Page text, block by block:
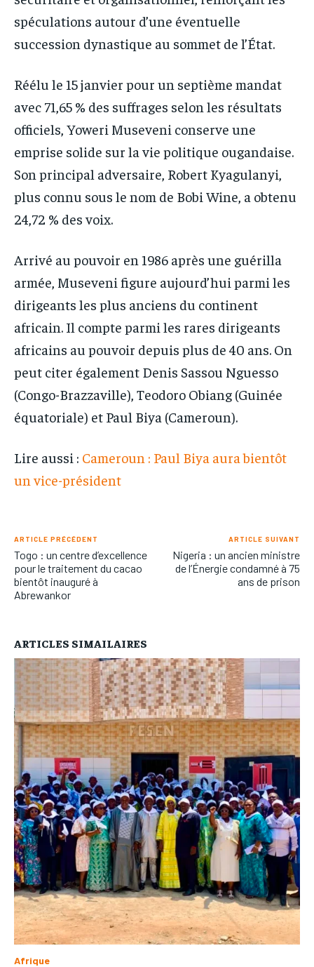
spéculations autour d’une éventuelle
succession dynastique au sommet de l’État.
Réélu le 15 janvier pour un septième mandat
avec 71,65 % des suffrages selon les résultats
officiels, Yoweri Museveni conserve une
emprise solide sur la vie politique ougandaise.
Son principal adversaire, Robert Kyagulanyi,
plus connu sous le nom de Bobi Wine, a obtenu
24,72 % des voix.
Arrivé au pouvoir en 1986 après une guérilla
armée, Museveni figure aujourd’hui parmi les
dirigeants les plus anciens du continent
africain. Il compte parmi les rares dirigeants
africains au pouvoir depuis plus de 40 ans. On
peut citer également Denis Sassou Nguesso
(Congo-Brazzaville), Teodoro Obiang (Guinée
équatoriale) et Paul Biya (Cameroun).
Lire aussi : Cameroun : Paul Biya aura bientôt
un vice-président
ARTICLE PRÉCÉDENT
Togo : un centre d’excellence
pour le traitement du cacao
bientôt inauguré à
Abrewankor
ARTICLE SUIVANT
Nigeria : un ancien ministre
de l’Énergie condamné à 75
ans de prison
ARTICLES SIMAILAIRES
Afrique